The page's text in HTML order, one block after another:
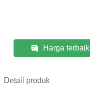
Harga terbaik
Detail produk